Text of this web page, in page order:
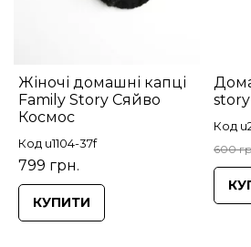
Жіночі домашні капці
Family Story Сяйво
Космос
Код u1104-37f
799 грн.
КУПИТИ
story
Код
600